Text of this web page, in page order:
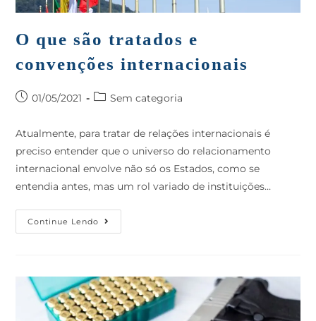
O que são tratados e
convenções internacionais
01/05/2021 Sem categoria
Atualmente, para tratar de relações internacionais é
preciso entender que o universo do relacionamento
internacional envolve não só os Estados, como se
entendia antes, mas um rol variado de instituições…
Continue Lendo